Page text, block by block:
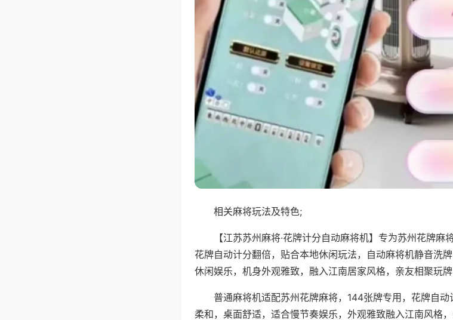
相关麻将玩法及特色;
【江苏苏州麻将·花牌计分自动麻将机】专为苏州花牌麻
花牌自动计分翻倍，贴合本地休闲玩法，自动麻将机静音洗
休闲娱乐，机身外观雅致，融入江南居家风格，亲友相聚玩
普通麻将机适配苏州花牌麻将，144张牌专用，花牌自
柔和，桌面舒适，适合慢节奏娱乐，外观雅致融入江南风格，